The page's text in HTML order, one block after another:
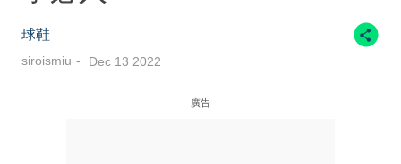
球鞋
siroismiu Dec 13 2022
廣告